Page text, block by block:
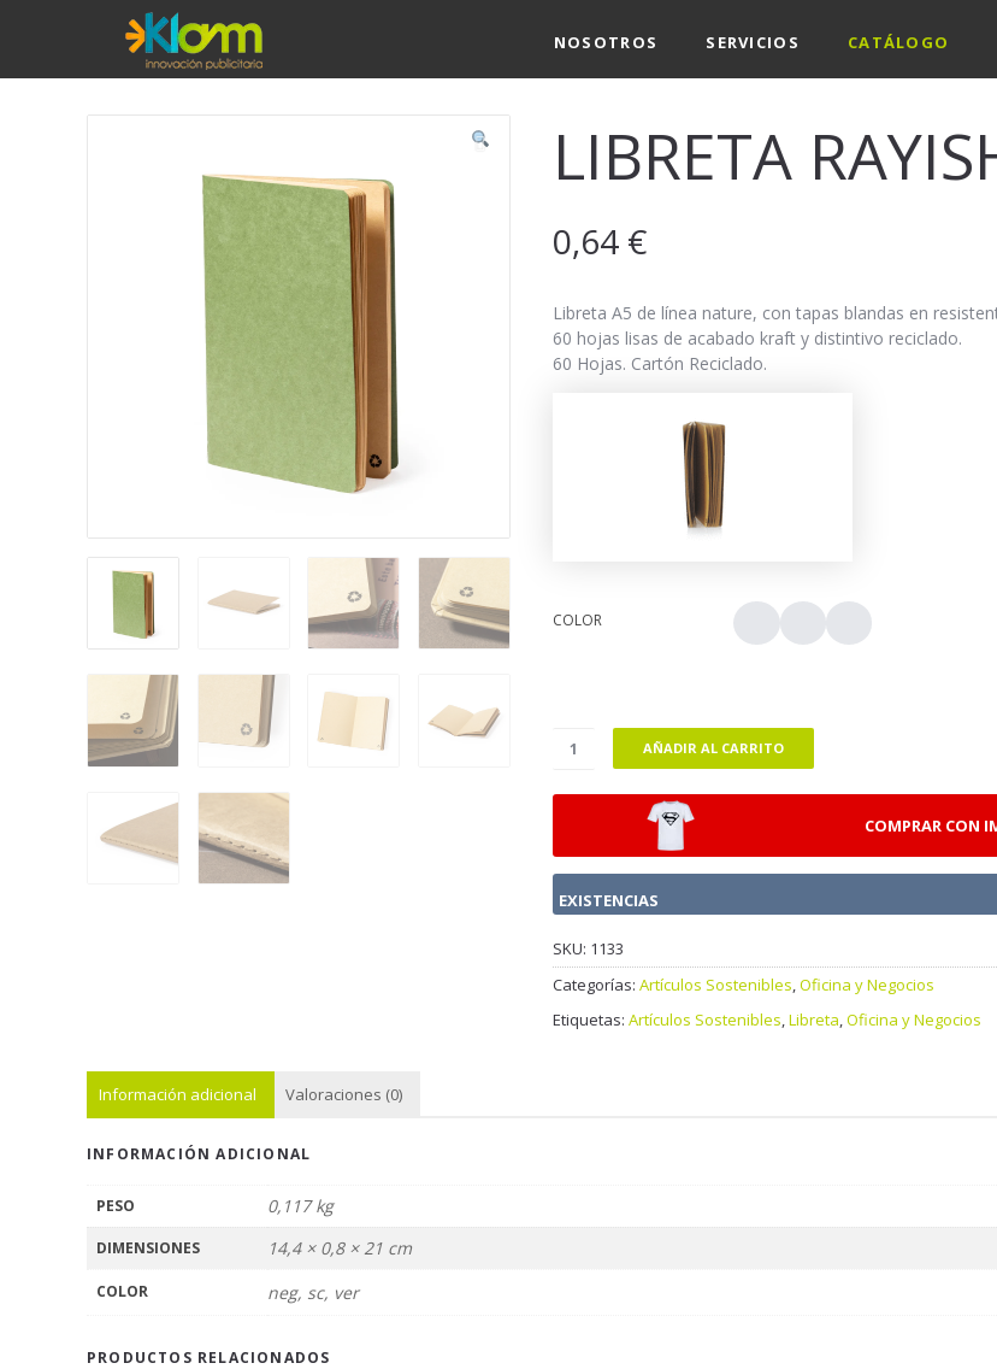
NOSOTROS SERVICIOS CATÁLOGO
LIBRETA
0,64 €
Libreta A5 de línea nature, con tapas blandas en
60 hojas lisas de acabado kraft y distintivo reciclado.
60 Hojas. Cartón Reciclado.
COLOR
AÑADIR AL CARRITO
COMPRAR CON
EXISTENCIAS
SKU: 1133
Categorías:Artículos Sostenibles,Oficina y Negocios
Etiquetas:Artículos Sostenibles,Libreta,Oficina y Negocios
Información adicional Valoraciones (0)
INFORMACIÓN ADICIONAL
PESO 0,117 kg
DIMENSIONES 14,4 × 0,8 × 21 cm
COLOR neg, sc, ver
PRODUCTOS RELACIONADOS